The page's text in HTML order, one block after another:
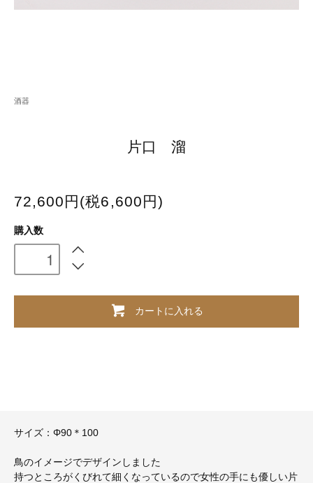
酒器
片口 溜
72,600円(税6,600円)
購入数
カートに入れる
サイズ：Φ90＊100
鳥のイメージでデザインしました
持つところがくびれて細くなっているので女性の手にも優しい片